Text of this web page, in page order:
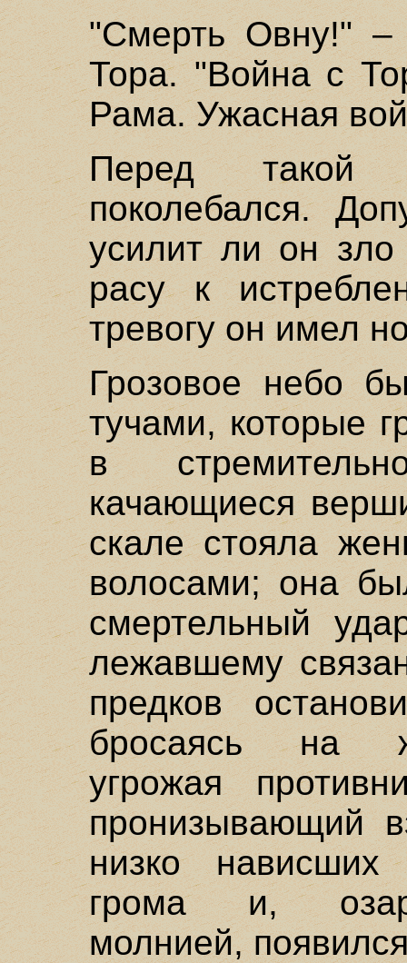
"Смерть Овну!" –
Тора. "Война с
Рама. Ужасная
Перед такой
поколебался.
усилит ли он
расу к
тревогу он имел
Грозовое небо
тучами, которые
в
качающиеся
скале стояла
волосами; она
смертельный
лежавшему
предков
бросаясь на
угрожая
пронизывающий
низко нависших
грома и,
молнией,